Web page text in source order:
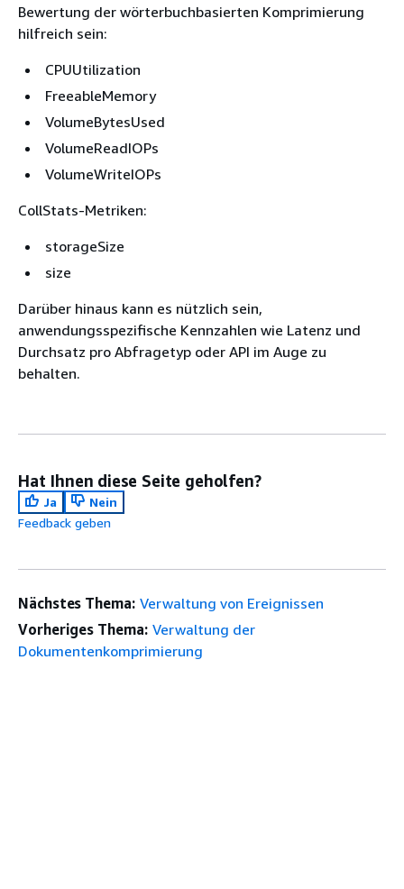
Bewertung der wörterbuchbasierten Komprimierung
hilfreich sein:
CPUUtilization
FreeableMemory
VolumeBytesUsed
VolumeReadIOPs
VolumeWriteIOPs
CollStats-Metriken:
storageSize
size
Darüber hinaus kann es nützlich sein,
anwendungsspezifische Kennzahlen wie Latenz und
Durchsatz pro Abfragetyp oder API im Auge zu
behalten.
Hat Ihnen diese Seite geholfen?
Ja
Nein
Feedback geben
Nächstes Thema: Verwaltung von Ereignissen
Vorheriges Thema: Verwaltung der
Dokumentenkomprimierung